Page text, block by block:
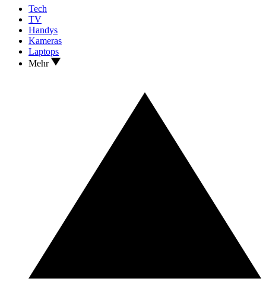
Tech
TV
Handys
Kameras
Laptops
Mehr